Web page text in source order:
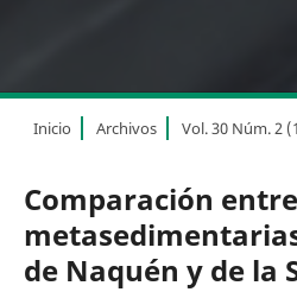
Inicio Archivos Vol. 30 Núm. 2
Comparación
de Naquén y de la